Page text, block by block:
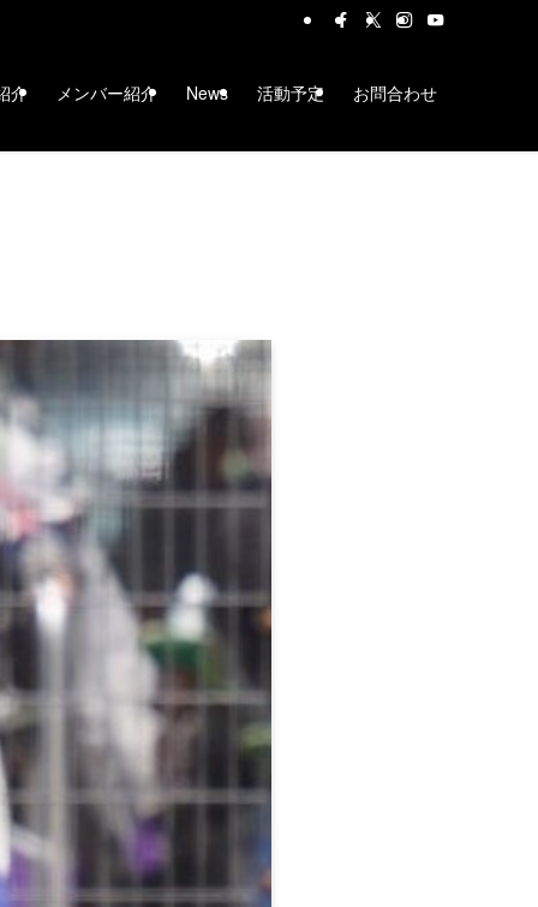
介 メンバー紹介 News 活動予定 お問合わせ